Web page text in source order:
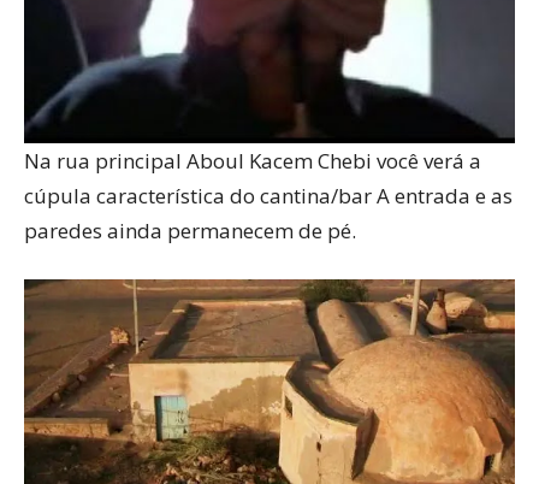
Na rua principal Aboul Kacem Chebi você verá a
cúpula característica do cantina/bar A entrada e as
paredes ainda permanecem de pé.